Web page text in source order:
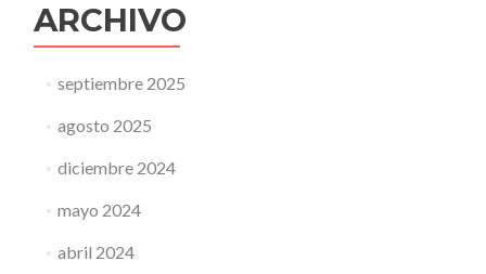
ARCHIVO
septiembre 2025
agosto 2025
diciembre 2024
mayo 2024
abril 2024